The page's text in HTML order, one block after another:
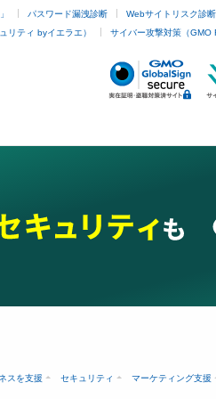
パスワード漏洩診断 Webサイトリスク診断
リティ byイエラエ） サイバー攻撃対策（GMO
スを支援 セキュリティ マーケティング支援